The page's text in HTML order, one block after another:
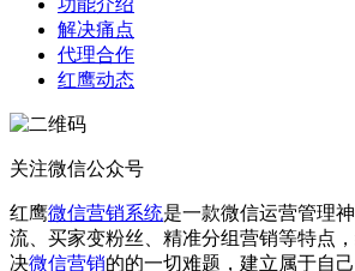
解决痛点
代理合作
红鹰动态
关注微信公众号
红鹰微信营销系统是一款微信运营管理
流、买家变粉丝、精准分组营销等特点
决微信营销的的一切难题，建立属于自